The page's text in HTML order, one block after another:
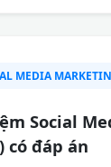
MEDIA
Social
có đáp án